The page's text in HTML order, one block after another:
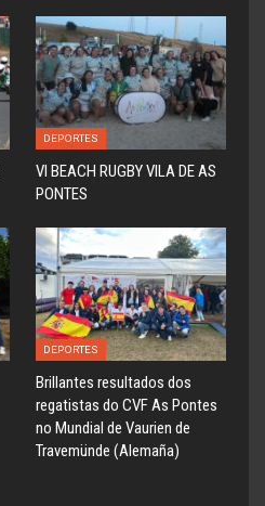
DEPORTES
VI BEACH RUGBY VILA DE AS
PONTES
DEPORTES
Brillantes resultados dos
regatistas do CVF As Pontes
no Mundial de Vaurien de
Travemünde (Alemaña)